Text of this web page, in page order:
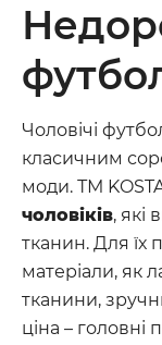
Чоловічі
класичним
моди. ТМ
чоловіків, які
тканин. Для їх
матеріали, як
тканини,
ціна – головні